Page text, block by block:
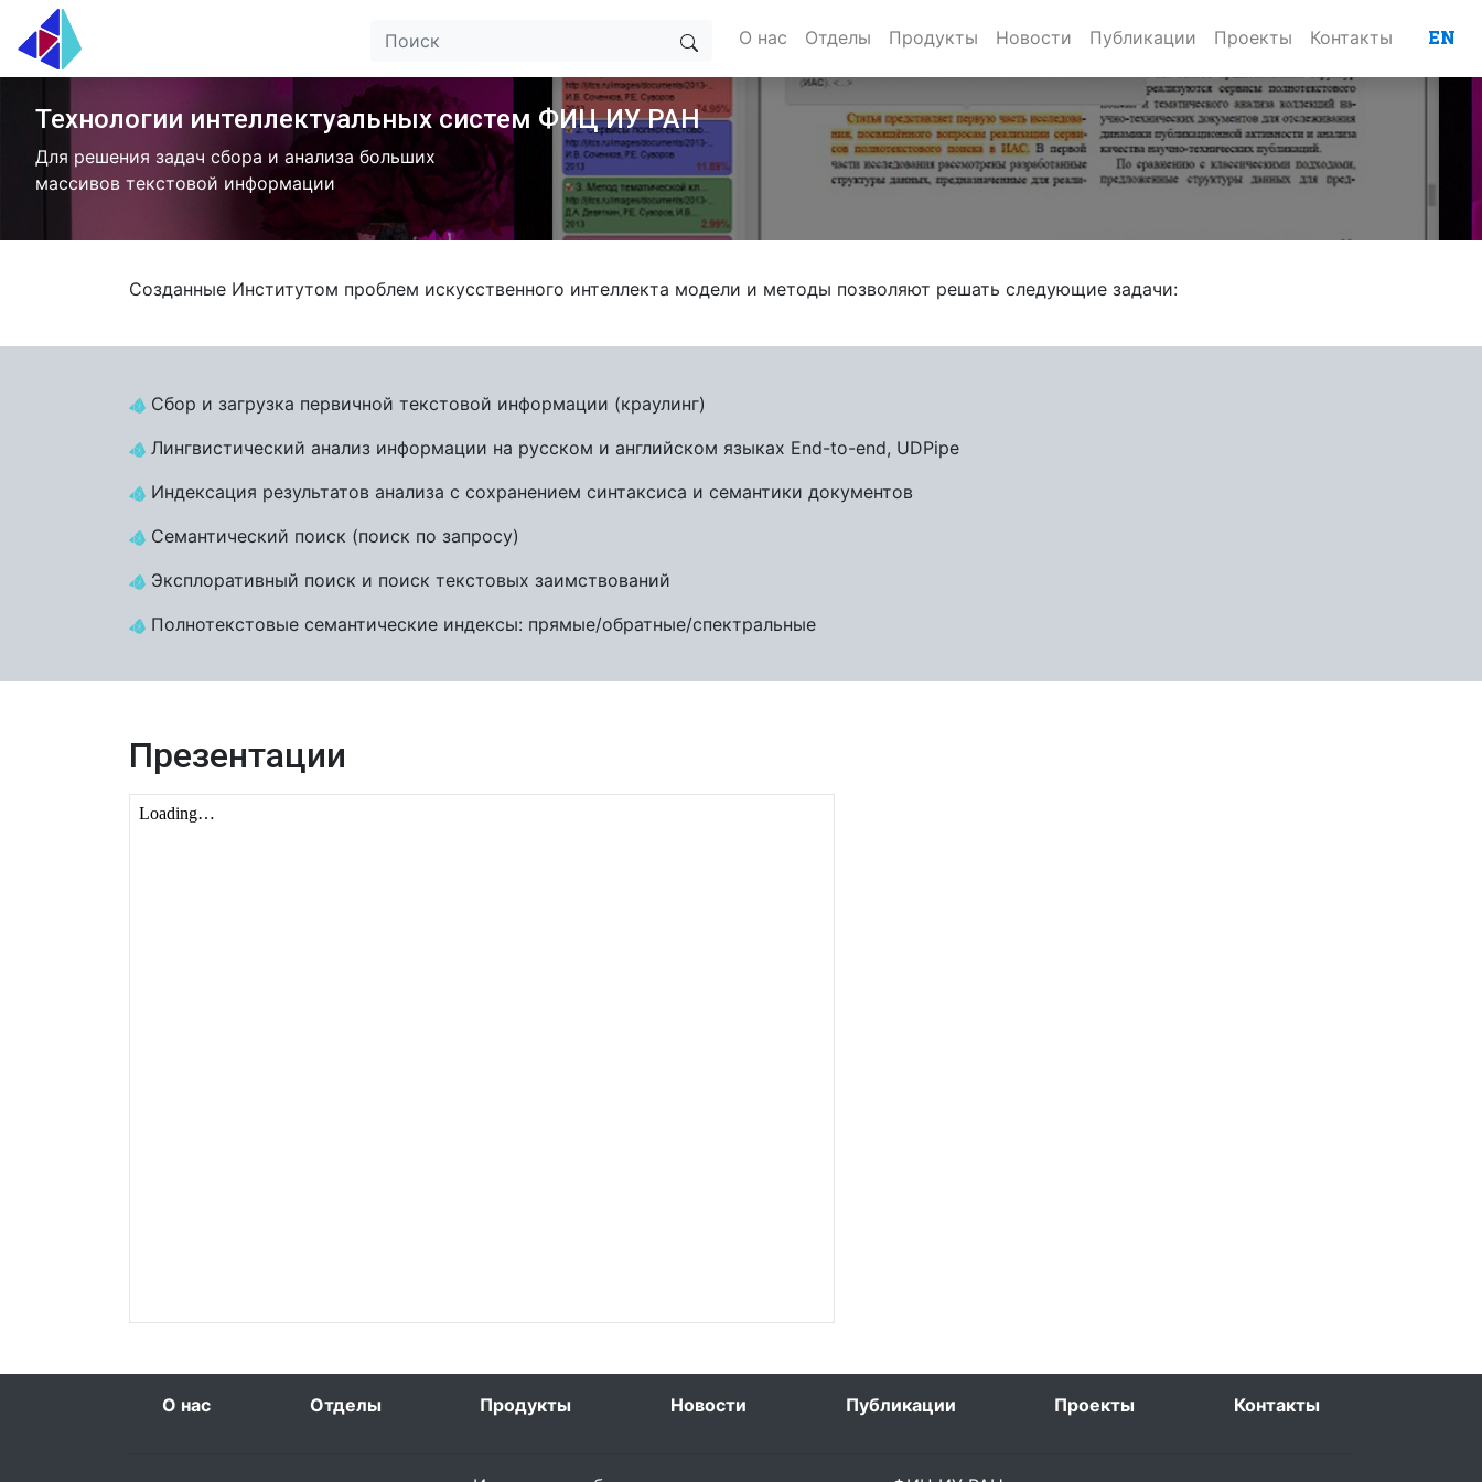
О нас Отделы Продукты Новости Публикации Проекты Контакты EN
Технологии интеллектуальных систем ФИЦ ИУ РАН
Для решения задач сбора и анализа больших
массивов текстовой информации
Созданные Институтом проблем искусственного интеллекта модели и методы позволяют решать следующие задачи:
Сбор и загрузка первичной текстовой информации (краулинг)
Лингвистический анализ информации на русском и английском языках End-to-end, UDPipe
Индексация результатов анализа с сохранением синтаксиса и семантики документов
Семантический поиск (поиск по запросу)
Эксплоративный поиск и поиск текстовых заимствований
Полнотекстовые семантические индексы: прямые/обратные/спектральные
Презентации
О нас Отделы Продукты Новости Публикации Проекты Контакты